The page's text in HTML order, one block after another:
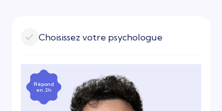
Choisissez votre psychologue
Répond
en 2h